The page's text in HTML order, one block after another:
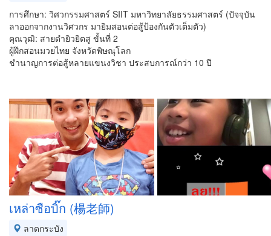
การศึกษา: วิศวกรรมศาสตร์ SIIT มหาวิทยาลัยธรรมศาสตร์ (ปัจจุบัน
ลาออกจากงานวิศวกร มายิมสอนต่อสู้ป้องกันตัวเต็มตัว)
คุณวุฒิ: สายดำยิวยิตสู ขั้นที่ 2
ผู้ฝึกสอนมวยไทย จังหวัดพิษณุโลก
ชำนาญการต่อสู้หลายแขนงวิชา ประสบการณ์กว่า 10 ปี
เหล่าซือบิ๊ก (楊老師)
ลาดกระบัง